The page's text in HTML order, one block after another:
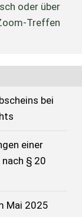
oder über
Treffen
bei
einer
§ 20
Mai 2025